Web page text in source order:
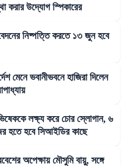
করার উদ্যোগ স্পিকারের
নিষ্পত্তি করতে ১৩ জুন হবে
মেনে ভবানীভবনে হাজিরা দিলেন
লক্ষ্য করে চোর স্লোগান, ৬
হতে হবে সিআইডির কাছে
অপেক্ষায় মৌসুমি বায়ু, সঙ্গে